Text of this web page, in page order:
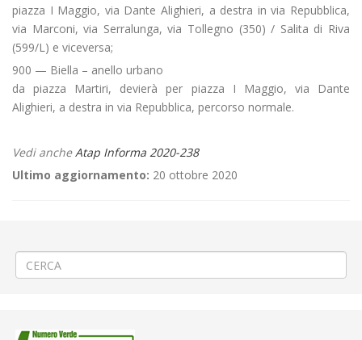
piazza I Maggio, via Dante Alighieri, a destra in via Repubblica,
via Marconi, via Serralunga, via Tollegno (350) / Salita di Riva
(599/L) e viceversa;
900 — Biella – anello urbano
da piazza Martiri, devierà per piazza I Maggio, via Dante
Alighieri, a destra in via Repubblica, percorso normale.
Vedi ancheAtap Informa 2020-238
Ultimo aggiornamento: 20 ottobre 2020